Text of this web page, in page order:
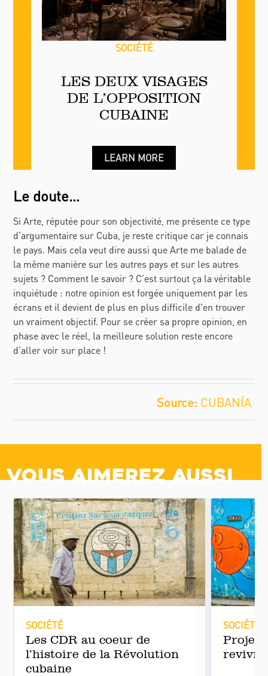
SOCIÉTÉ
LES DEUX VISAGES
DE L’OPPOSITION
CUBAINE
LEARN MORE
Le doute…
Si Arte, réputée pour son objectivité, me présente ce type
d’argumentaire sur Cuba, je reste critique car je connais
le pays. Mais cela veut dire aussi que Arte me balade de
la même manière sur les autres pays et sur les autres
sujets ? Comment le savoir ? C’est surtout ça la véritable
inquiétude : notre opinion est forgée uniquement par les
écrans et il devient de plus en plus difficile d'en trouver
un vraiment objectif. Pour se créer sa propre opinion, en
phase avec le réel, la meilleure solution reste encore
d’aller voir sur place !
CUBANÍA
Vous aimerez aussi
SOCIÉTÉ
Les CDR au coeur de
l’histoire de la Révolution
cubaine
SOCIÉTÉ
Projet